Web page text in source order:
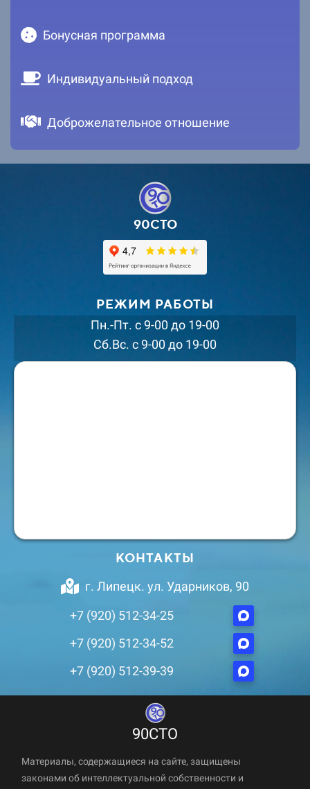
Бонусная программа
Индивидуальный подход
Доброжелательное отношение
90СТО
РЕЖИМ РАБОТЫ
Пн.-Пт. с 9-00 до 19-00
Сб.Вс. с 9-00 до 19-00
КОНТАКТЫ
г. Липецк. ул. Ударников, 90
+7 (920) 512-34-25
+7 (920) 512-34-52
+7 (920) 512-39-39
90СТО
Материалы, содержащиеся на сайте, защищены
законами об интеллектуальной собственности и